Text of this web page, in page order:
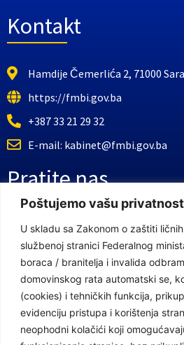
Poštujemo vašu privatnost
U skladu sa Zakonom o zaštiti
službenoj stranici Federalnog
boraca / branitelja i invalida
domovinskog rata automatski se,
(cookies) i tehničkih funkcija,
evidenciju pristupa i korištenja
neophodni kolačići koji
Kontakt
Hamdije Čemerlića 2, 71000
https://fmbi.gov.ba
+387 33 21 29 32
E-mail: kabinet@fmbi.gov.ba
Pratite nas
Facebook Stranica
Youtube Kanal
Linkovi
Vlada Federacije Bosne i Hercegovine